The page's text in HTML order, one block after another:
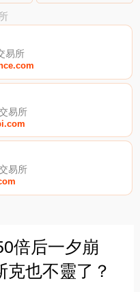
易所
易所
易所
倍后一夕崩
克也不靈了？